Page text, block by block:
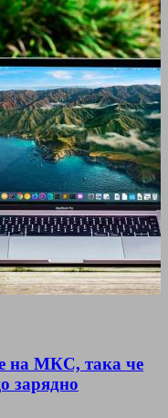
на МКС, така че
зарядно